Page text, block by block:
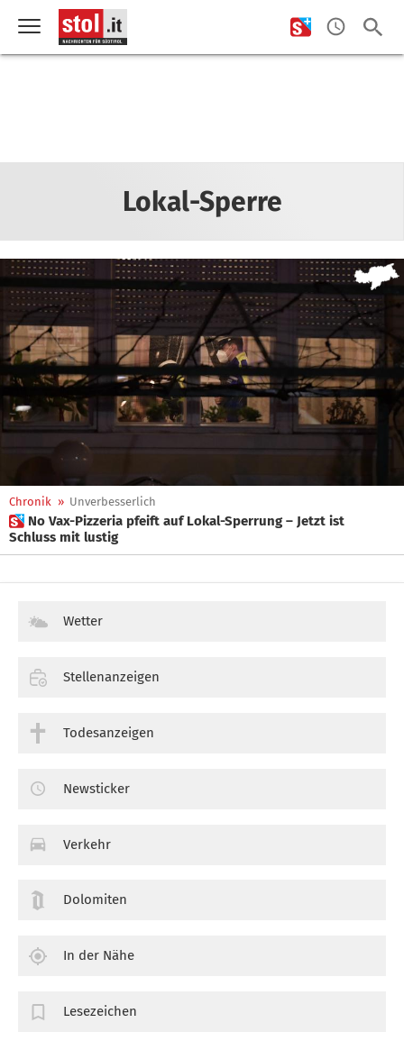
Lokal-Sperre
Chronik » Unverbesserlich
 No Vax-Pizzeria pfeift auf Lokal-Sperrung – Jetzt ist
Schluss mit lustig
Wetter
Stellenanzeigen
Todesanzeigen
Newsticker
Verkehr
Dolomiten
In der Nähe
Lesezeichen